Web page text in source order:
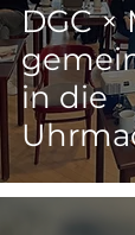
DGC ×
in die